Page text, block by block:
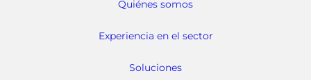
Quiénes somos
Experiencia en el sector
Soluciones